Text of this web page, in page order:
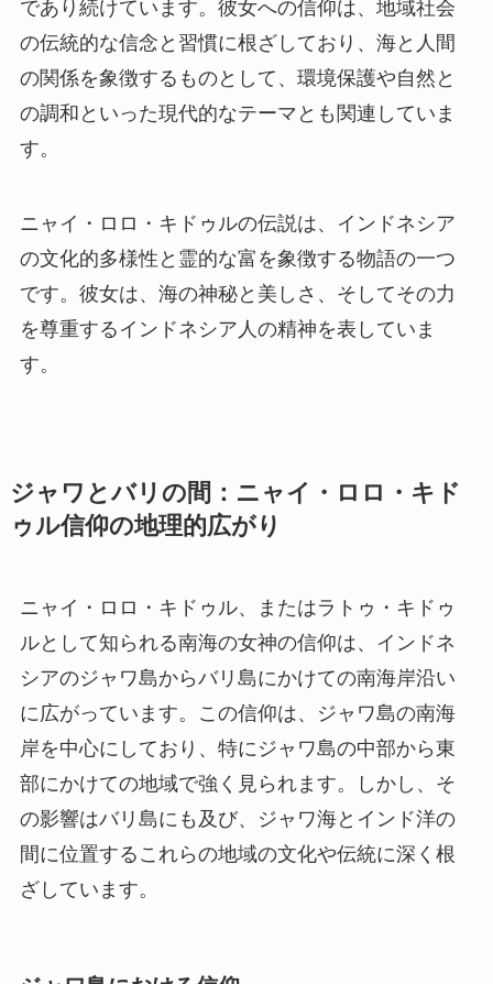
であり続けています。彼女への信仰は、地域社会
の伝統的な信念と習慣に根ざしており、海と人間
の関係を象徴するものとして、環境保護や自然と
の調和といった現代的なテーマとも関連していま
す。
ニャイ・ロロ・キドゥルの伝説は、インドネシア
の文化的多様性と霊的な富を象徴する物語の一つ
です。彼女は、海の神秘と美しさ、そしてその力
を尊重するインドネシア人の精神を表していま
す。
ジャワとバリの間：ニャイ・ロロ・キド
ゥル信仰の地理的広がり
ニャイ・ロロ・キドゥル、またはラトゥ・キドゥ
ルとして知られる南海の女神の信仰は、インドネ
シアのジャワ島からバリ島にかけての南海岸沿い
に広がっています。この信仰は、ジャワ島の南海
岸を中心にしており、特にジャワ島の中部から東
部にかけての地域で強く見られます。しかし、そ
の影響はバリ島にも及び、ジャワ海とインド洋の
間に位置するこれらの地域の文化や伝統に深く根
ざしています。